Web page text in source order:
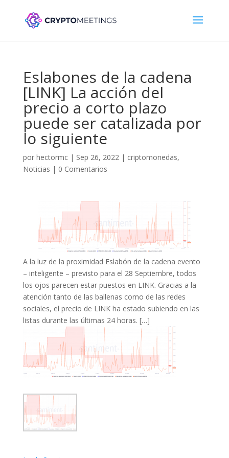
Eslabones de la cadena
[LINK] La acción del
precio a corto plazo
puede ser catalizada por
lo siguiente
por hectormc| Sep 26, 2022| criptomonedas,
Noticias | 0 Comentarios
A la luz de la proximidad Eslabón de la cadena evento
– inteligente – previsto para el 28 Septiembre, todos
los ojos parecen estar puestos en LINK. Gracias a la
atención tanto de las ballenas como de las redes
sociales, el precio de LINK ha estado subiendo en las
listas durante las últimas 24 horas. […]